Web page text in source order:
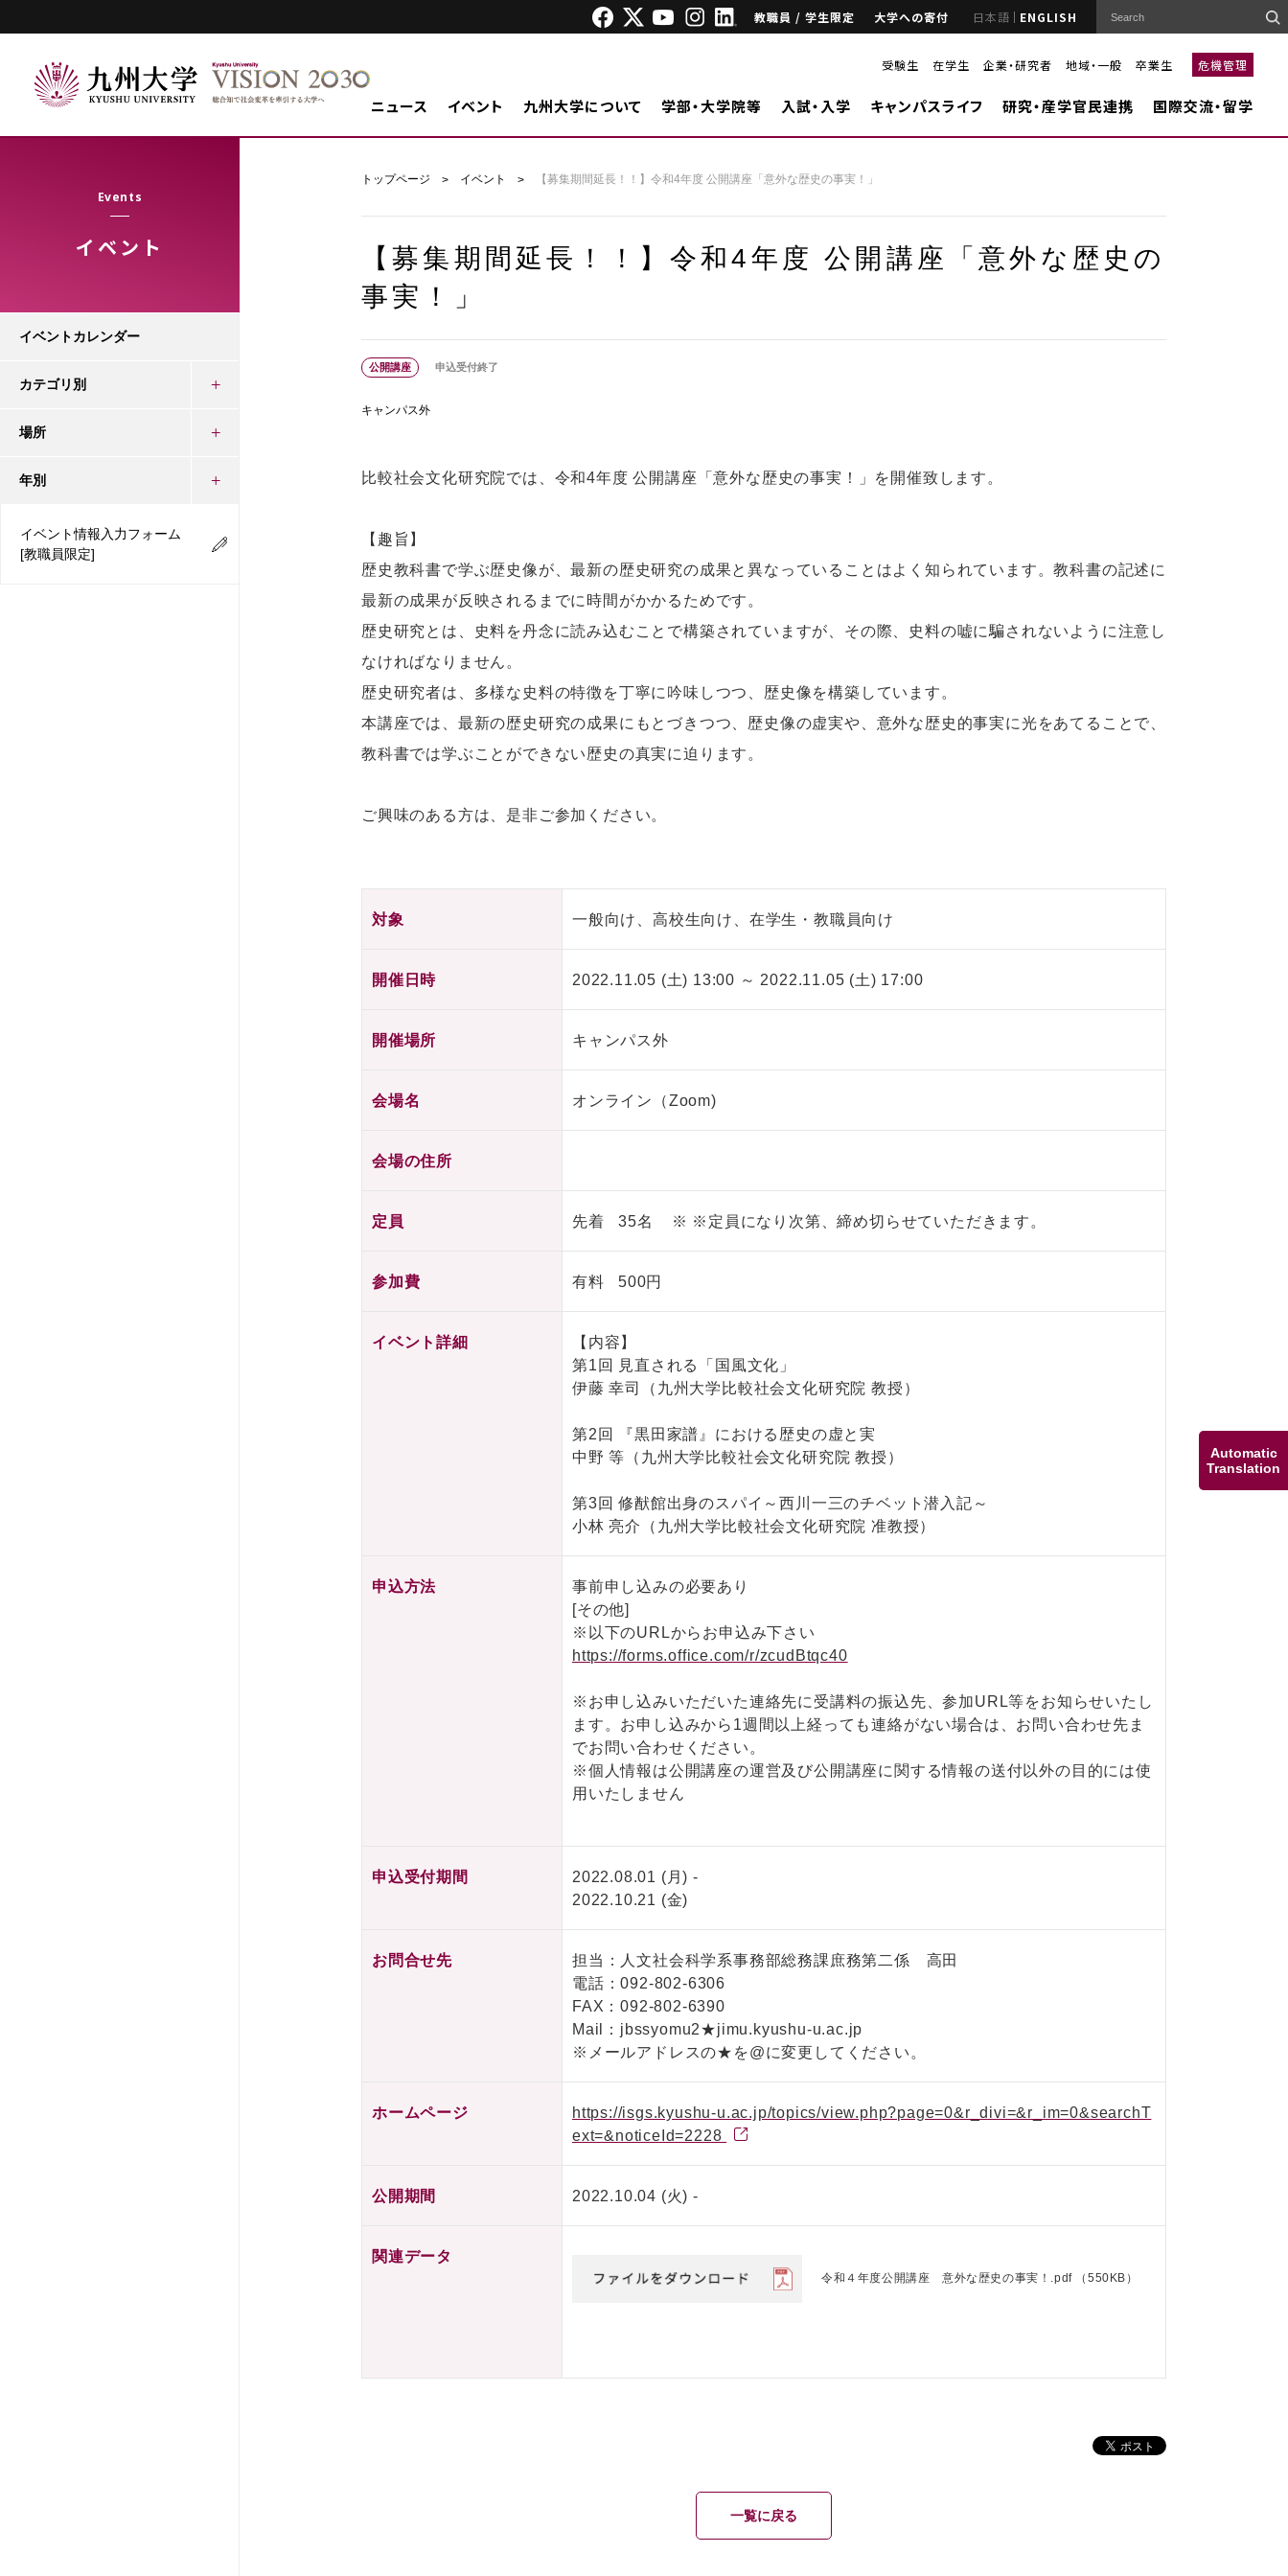
Automatic
Translation
教職員 / 学生限定 大学への寄付 日本語 ENGLISH
受験生 在学生 企業・研究者 地域・一般 卒業生 危機管理
ニュース イベント 九州大学について 学部・大学院等 入試・入学 キャンパスライフ 研究・産学官民連携 国際交流・留学
Events
イベント
トップページ イベント 【募集期間延長！！】令和4年度 公開講座「意外な歴史の事実！」
【募集期間延長！！】令和4年度 公開講座「意外な歴史の
事実！」
公開講座 申込受付終了
キャンパス外
比較社会文化研究院では、令和4年度 公開講座「意外な歴史の事実！」を開催致します。
【趣旨】
歴史教科書で学ぶ歴史像が、最新の歴史研究の成果と異なっていることはよく知られています。教科書の記述に
最新の成果が反映されるまでに時間がかかるためです。
歴史研究とは、史料を丹念に読み込むことで構築されていますが、その際、史料の嘘に騙されないように注意し
なければなりません。
歴史研究者は、多様な史料の特徴を丁寧に吟味しつつ、歴史像を構築しています。
本講座では、最新の歴史研究の成果にもとづきつつ、歴史像の虚実や、意外な歴史的事実に光をあてることで、
教科書では学ぶことができない歴史の真実に迫ります。
ご興味のある方は、是非ご参加ください。
対象 一般向け、高校生向け、在学生・教職員向け
開催日時 2022.11.05 (土) 13:00 ～ 2022.11.05 (土) 17:00
開催場所 キャンパス外
会場名 オンライン（Zoom)
会場の住所
定員 先着 35名 ※ ※定員になり次第、締め切らせていただきます。
参加費 有料 500円
イベント詳細
【内容】
第1回 見直される「国風文化」
伊藤 幸司（九州大学比較社会文化研究院 教授）
第2回 『黒田家譜』における歴史の虚と実
中野 等（九州大学比較社会文化研究院 教授）
第3回 修猷館出身のスパイ～西川一三のチベット潜入記～
小林 亮介（九州大学比較社会文化研究院 准教授）
申込方法
事前申し込みの必要あり
[その他]
※以下のURLからお申込み下さい
https://forms.office.com/r/zcudBtqc40
※お申し込みいただいた連絡先に受講料の振込先、参加URL等をお知らせいたし
ます。お申し込みから1週間以上経っても連絡がない場合は、お問い合わせ先ま
でお問い合わせください。
※個人情報は公開講座の運営及び公開講座に関する情報の送付以外の目的には使
用いたしません
申込受付期間
2022.08.01 (月) -
2022.10.21 (金)
お問合せ先
担当：人文社会科学系事務部総務課庶務第二係 高田
電話：092-802-6306
FAX：092-802-6390
Mail：jbssyomu2★jimu.kyushu-u.ac.jp
※メールアドレスの★を@に変更してください。
ホームページ
https://isgs.kyushu-u.ac.jp/topics/view.php?page=0&r_divi=&r_im=0&searchT
ext=&noticeId=2228
公開期間 2022.10.04 (火) -
関連データ
令和４年度公開講座 意外な歴史の事実！.pdf （550KB）
一覧に戻る
イベントカレンダー
カテゴリ別
場所
年別
イベント情報入力フォーム
[教職員限定]